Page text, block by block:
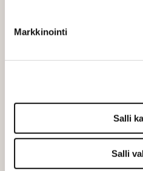
Markkinointi
Salli
Salli
mittaamiseen ja
on noin 1,5 viikkoa.
ommeltavan jotain
yhteyttä